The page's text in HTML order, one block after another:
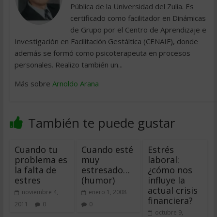
Pública de la Universidad del Zulia. Es
certificado como facilitador en Dinámicas
de Grupo por el Centro de Aprendizaje e
Investigación en Facilitación Gestáltica (CENAIF), donde
además se formó como psicoterapeuta en procesos
personales. Realizo también un...
Más sobre Arnoldo Arana
También te puede gustar
Cuando tu
problema es
la falta de
estres
noviembre 4,
2011
0
Cuando esté
muy
estresado…
(humor)
enero 1, 2008
0
Estrés
laboral:
¿cómo nos
influye la
actual crisis
financiera?
octubre 9,